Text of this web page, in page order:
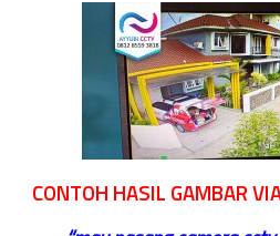
CONTOH HASIL GAMBAR